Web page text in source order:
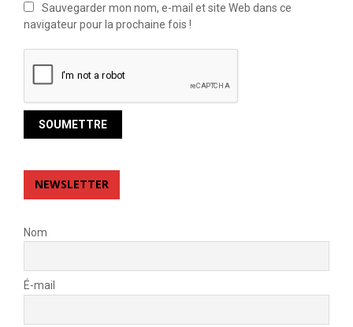
Sauvegarder mon nom, e-mail et site Web dans ce
navigateur pour la prochaine fois !
NEWSLETTER
Nom
É-mail